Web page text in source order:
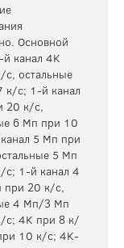
Основной
канал 4K
остальные
к/с; 1-й канал
20 к/с,
6 Мп при 10
5 Мп при
5 Мп
с; 1-й канал 4
20 к/с,
4 Мп/3 Мп
с; 4K при 8 к/
10 к/с; 4K-